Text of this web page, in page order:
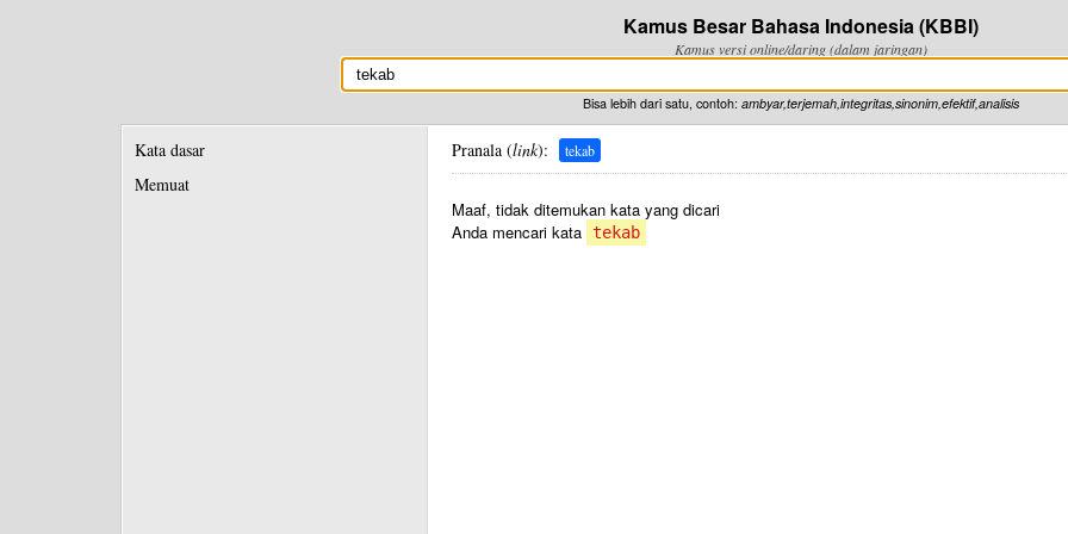
Kamus Besar Bahasa Indonesia (KBBI)
Kamus versi online/daring (dalam jaringan)
Bisa lebih dari satu, contoh: ambyar,terjemah,integritas,sinonim,efektif,analisis
Kata dasar
Memuat
Pranala (link): tekab
Maaf, tidak ditemukan kata yang dicari
Anda mencari kata tekab